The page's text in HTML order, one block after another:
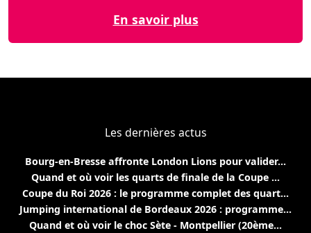
En savoir plus
Les dernières actus
Bourg-en-Bresse affronte London Lions pour valider...
Quand et où voir les quarts de finale de la Coupe ...
Coupe du Roi 2026 : le programme complet des quart...
Jumping international de Bordeaux 2026 : programme...
Quand et où voir le choc Sète - Montpellier (20ème...